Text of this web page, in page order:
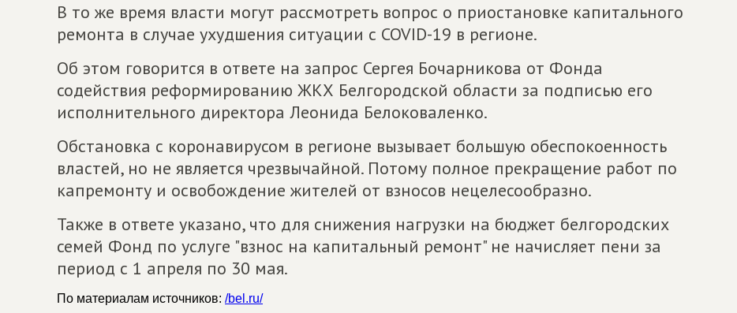
В то же время власти могут рассмотреть вопрос о приостановке капитального
ремонта в случае ухудшения ситуации с COVID-19 в регионе.
Об этом говорится в ответе на запрос Сергея Бочарникова от Фонда
содействия реформированию ЖКХ Белгородской области за подписью его
исполнительного директора Леонида Белоковаленко.
Обстановка с коронавирусом в регионе вызывает большую обеспокоенность
властей, но не является чрезвычайной. Потому полное прекращение работ по
капремонту и освобождение жителей от взносов нецелесообразно.
Также в ответе указано, что для снижения нагрузки на бюджет белгородских
семей Фонд по услуге "взнос на капитальный ремонт" не начисляет пени за
период с 1 апреля по 30 мая.
По материалам источников: /bel.ru/